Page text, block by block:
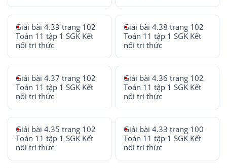
Giải bài 4.39 trang 102
Toán 11 tập 1 SGK Kết
nối tri thức
Giải bài 4.38 trang 102
Toán 11 tập 1 SGK Kết
nối tri thức
Giải bài 4.37 trang 102
Toán 11 tập 1 SGK Kết
nối tri thức
Giải bài 4.36 trang 102
Toán 11 tập 1 SGK Kết
nối tri thức
Giải bài 4.35 trang 102
Toán 11 tập 1 SGK Kết
nối tri thức
Giải bài 4.33 trang 100
Toán 11 tập 1 SGK Kết
nối tri thức